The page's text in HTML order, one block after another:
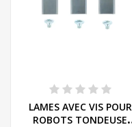
LAMES AVEC VIS POUR
ROBOTS TONDEUSE